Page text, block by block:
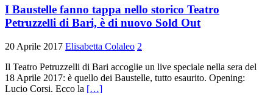
I Baustelle fanno tappa nello storico Teatro
Petruzzelli di Bari, è di nuovo Sold Out
20 Aprile 2017 Elisabetta Colaleo 2
Il Teatro Petruzzelli di Bari accoglie un live speciale nella sera del
18 Aprile 2017: è quello dei Baustelle, tutto esaurito. Opening:
Lucio Corsi. Ecco la […]